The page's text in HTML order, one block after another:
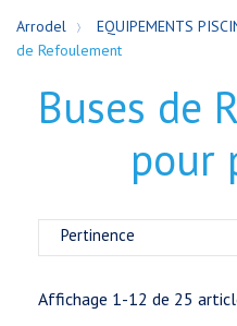
Arrodel EQUIPEMENTS
de Refoulement
Buses de
pour
Pertinence
Affichage 1-12 de 25